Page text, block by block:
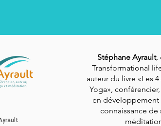
Stéphane Ayrault,
Transformational
auteur du livre «Les
Yoga»,
en développement
connaissance de